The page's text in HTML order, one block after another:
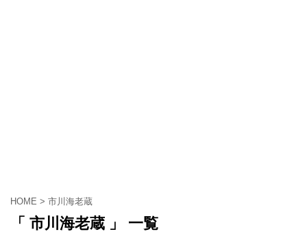
HOME > 市川海老蔵
「 市川海老蔵 」 一覧